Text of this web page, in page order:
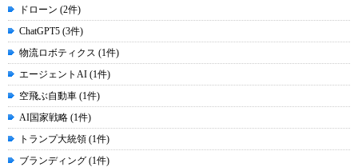
ドローン (2件)
ChatGPT5 (3件)
物流ロボティクス (1件)
エージェントAI (1件)
空飛ぶ自動車 (1件)
AI国家戦略 (1件)
トランプ大統領 (1件)
ブランディング (1件)